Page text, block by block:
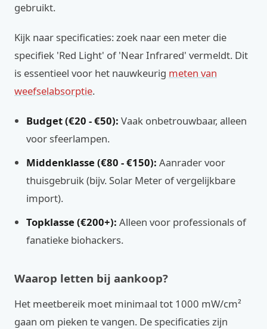
gebruikt.
Kijk naar specificaties: zoek naar een meter die
specifiek 'Red Light' of 'Near Infrared' vermeldt. Dit
is essentieel voor het nauwkeurig meten van
weefselabsorptie.
Budget (€20 - €50): Vaak onbetrouwbaar, alleen
voor sfeerlampen.
Middenklasse (€80 - €150): Aanrader voor
thuisgebruik (bijv. Solar Meter of vergelijkbare
import).
Topklasse (€200+): Alleen voor professionals of
fanatieke biohackers.
Waarop letten bij aankoop?
Het meetbereik moet minimaal tot 1000 mW/cm²
gaan om pieken te vangen. De specificaties zijn